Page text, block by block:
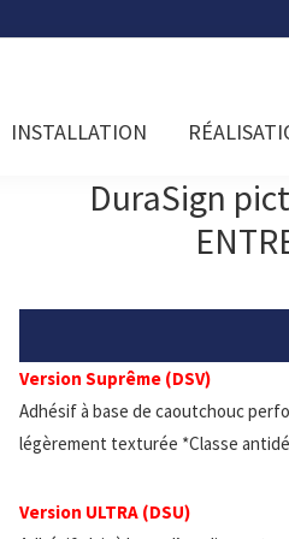
INSTALLATION
DuraSign
Version Suprême (DSV)
Adhésif à base de caoutchouc
légèrement texturée *Classe
Version ULTRA (DSU)